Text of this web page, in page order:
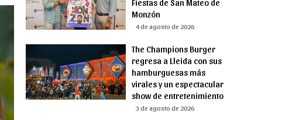
Fiestas de San Mateo de
Monzón
4 de agosto de 2026
The Champions Burger
regresa a Lleida con sus
hamburguesas más
virales y un espectacular
show de entretenimiento
3 de agosto de 2026